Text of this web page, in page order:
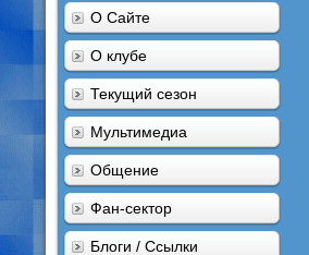
О Сайте
О клубе
Текущий сезон
Мультимедиа
Общение
Фан-сектор
Блоги / Ссылки